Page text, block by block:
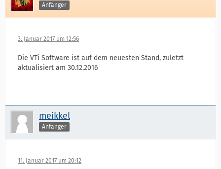
Anfänger
3. Januar 2017 um 12:56
Die VTi Software ist auf dem neuesten Stand, zuletzt
aktualisiert am 30.12.2016
meikkel
Anfänger
11. Januar 2017 um 20:12